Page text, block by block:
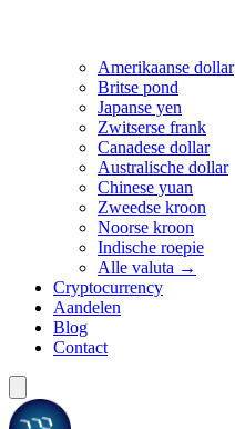
Amerikaanse dollar
Britse pond
Japanse yen
Zwitserse frank
Canadese dollar
Australische dollar
Chinese yuan
Zweedse kroon
Noorse kroon
Indische roepie
Alle valuta →
Cryptocurrency
Aandelen
Blog
Contact